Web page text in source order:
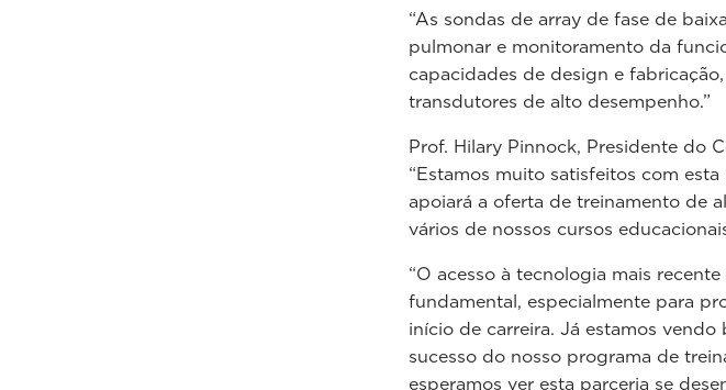
“As sondas de array de fase de
pulmonar e monitoramento da
capacidades de design e
transdutores de alto desempenho.”
Prof. Hilary Pinnock, Presidente do
“Estamos muito satisfeitos com
apoiará a oferta de treinamento de
vários de nossos cursos
“O acesso à tecnologia mais
fundamental, especialmente para
início de carreira. Já estamos
sucesso do nosso programa de
esperamos ver esta parceria se